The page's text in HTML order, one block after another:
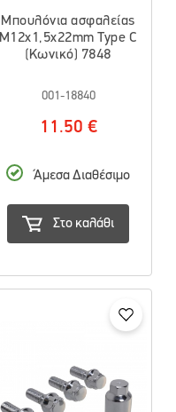
Μπουλόνια ασφαλείας
M12x1,5x22mm Type C
(Κωνικό) 7848
001-18840
11.50 €
Άμεσα Διαθέσιμο
Στο καλάθι